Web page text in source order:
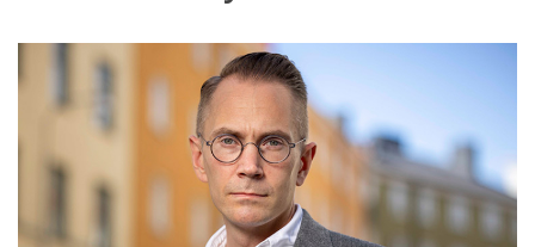
DI
Mäklarsamfundets
Fastighetsmäklarinspektionens
tillsyn